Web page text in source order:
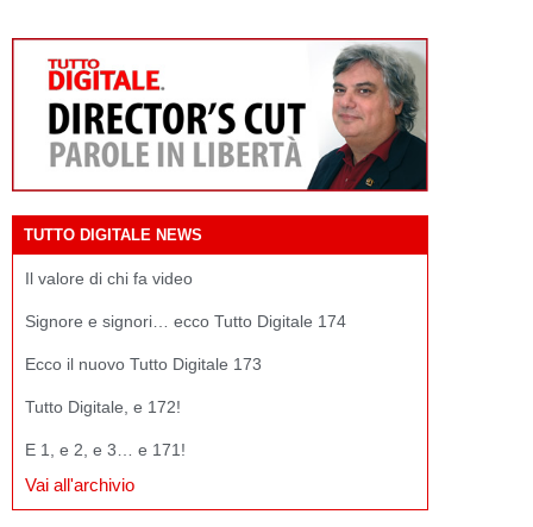
TUTTO DIGITALE NEWS
Il valore di chi fa video
Signore e signori… ecco Tutto Digitale 174
Ecco il nuovo Tutto Digitale 173
Tutto Digitale, e 172!
E 1, e 2, e 3… e 171!
Vai all'archivio